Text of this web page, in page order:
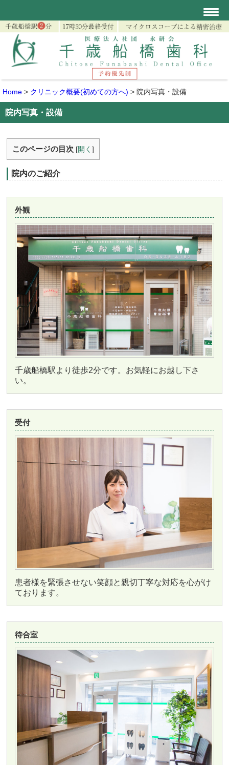
Home > クリニック概要(初めての方へ) > 院内写真・設備
院内写真・設備
このページの目次 [開く]
院内のご紹介
外観
千歳船橋駅より徒歩2分です。お気軽にお越し下さ
い。
受付
患者様を緊張させない笑顔と親切丁寧な対応を心がけ
ております。
待合室